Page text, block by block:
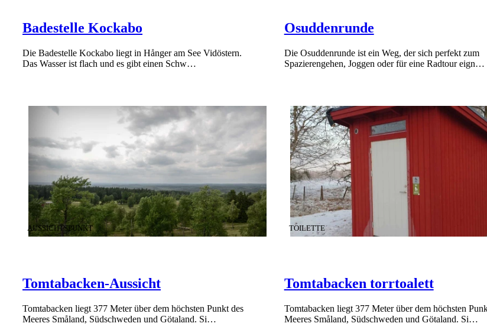
Badestelle Kockabo
Die Badestelle Kockabo liegt in Hånger am See Vidöstern.
Das Wasser ist flach und es gibt einen Schw…
Osuddenrunde
Die Osuddenrunde ist ein Weg, der sich perfekt zum
Spazierengehen, Joggen oder für eine Radtour eign…
Tomtabacken-Aussicht
KATEGORIE:
AUSSICHTSPUNKT
Tomtabacken liegt 377 Meter über dem höchsten Punkt des
Meeres Småland, Südschweden und Götaland. Si…
Tomtabacken torrtoalett
KATEGORIE:
TOILETTE
Tomtabacken liegt 377 Meter über dem höchsten
Meeres Småland, Südschweden und Götaland. Si…